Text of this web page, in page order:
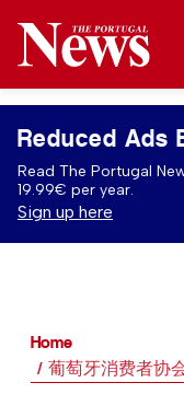
Reduced Ads
Read The Portugal
19.99€ per year.
Sign up here
Home
葡萄牙消费者协